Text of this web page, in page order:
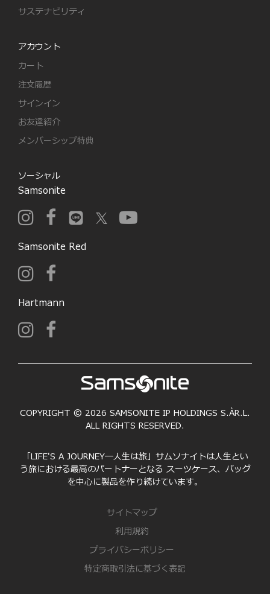
サステナビリティ
アカウント
カート
注文履歴
サインイン
お友達紹介
メンバーシップ特典
ソーシャル
Samsonite
Samsonite Red
Hartmann
COPYRIGHT © 2026 SAMSONITE IP HOLDINGS S.ÀR.L.
ALL RIGHTS RESERVED.
「LIFE'S A JOURNEY―人生は旅」サムソナイトは人生とい
う旅における最高のパートナーとなる スーツケース、バッグ
を中心に製品を作り続けています。
サイトマップ
利用規約
プライバシーポリシー
特定商取引法に基づく表記